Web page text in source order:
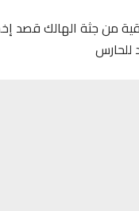
من جثة الهالك قصد
للحارس